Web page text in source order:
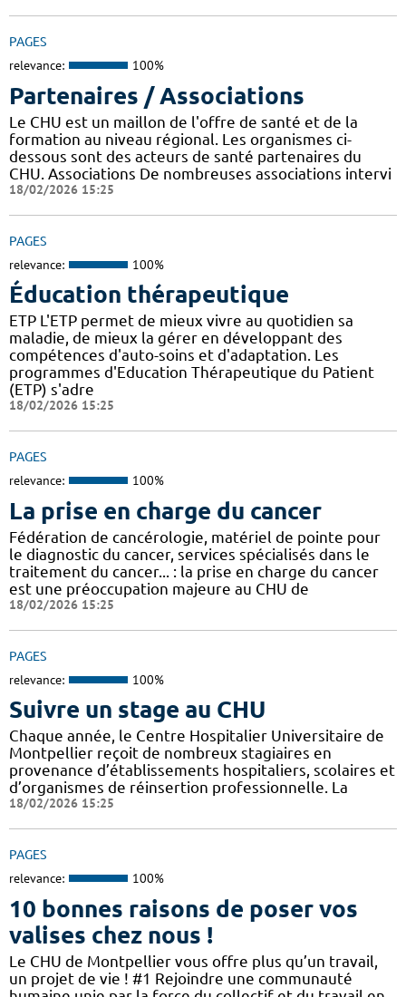
PAGES
relevance: 100%
Partenaires / Associations
Le CHU est un maillon de l'offre de santé et de la
formation au niveau régional. Les organismes ci-
dessous sont des acteurs de santé partenaires du
CHU. Associations De nombreuses associations intervi
18/02/2026 15:25
PAGES
relevance: 100%
Éducation thérapeutique
ETP L'ETP permet de mieux vivre au quotidien sa
maladie, de mieux la gérer en développant des
compétences d'auto-soins et d'adaptation. Les
programmes d'Education Thérapeutique du Patient
(ETP) s'adre
18/02/2026 15:25
PAGES
relevance: 100%
La prise en charge du cancer
Fédération de cancérologie, matériel de pointe pour
le diagnostic du cancer, services spécialisés dans le
traitement du cancer... : la prise en charge du cancer
est une préoccupation majeure au CHU de
18/02/2026 15:25
PAGES
relevance: 100%
Suivre un stage au CHU
Chaque année, le Centre Hospitalier Universitaire de
Montpellier reçoit de nombreux stagiaires en
provenance d’établissements hospitaliers, scolaires et
d’organismes de réinsertion professionnelle. La
18/02/2026 15:25
PAGES
relevance: 100%
10 bonnes raisons de poser vos
valises chez nous !
Le CHU de Montpellier vous offre plus qu’un travail,
un projet de vie ! #1 Rejoindre une communauté